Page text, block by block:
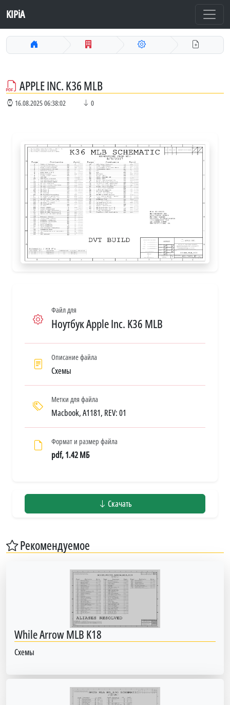
KIPiA
APPLE INC. K36 MLB
16.08.2025 06:38:02 0
Файл для
Ноутбук Apple Inc. K36 MLB
Описание файла
Схемы
Метки для файла
Macbook, A1181, REV: 01
Формат и размер файла
pdf, 1.42 МБ
Скачать
Рекомендуемое
While Arrow MLB K18
Схемы